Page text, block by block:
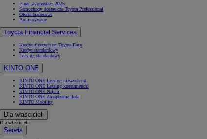
Finał wyprzedaży 2025
Samochody dostawcze Toyota Professional
Oferta biznesowa
Auta używane
Toyota Financial Services
Kredyt niższych rat Toyota Easy
Kredyt standardowy
Leasing standardowy
KINTO ONE
KINTO ONE Leasing niższych rat
KINTO ONE Leasing konsumencki
KINTO ONE Najem
KINTO ONE Zarządzanie flotą
KINTO Mobility
Dla właścicieli
Dla właścicieli
Serwis